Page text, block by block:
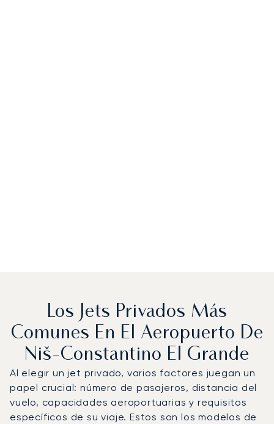
Los Jets Privados Más
Comunes En El Aeropuerto De
Niš-Constantino El Grande
Al elegir un jet privado, varios factores juegan un
papel crucial: número de pasajeros, distancia del
vuelo, capacidades aeroportuarias y requisitos
específicos de su viaje. Estos son los modelos de